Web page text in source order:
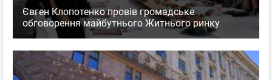
Євген Клопотенко провів громадське
обговорення майбутнього Житнього ринку